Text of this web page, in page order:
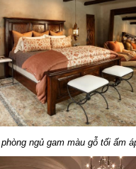
ngủ gam màu gỗ tối ấm